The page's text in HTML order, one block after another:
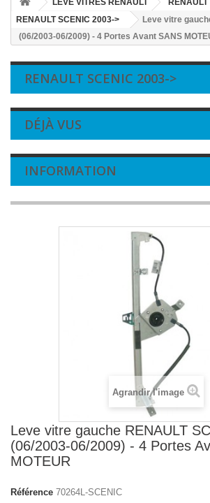
LEVE VITRES RENAULT
RENAULT SCENIC 2003->
Leve vitre
(06/2003-06/2009) - 4 Portes Avant SANS
RENAULT SCENIC 2003->
DÉJÀ VUS
INFORMATION
Agrandir l'image
Leve vitre gauche RENAULT
(06/2003-06/2009) - 4 Portes
MOTEUR
Référence 70264L-SCENIC